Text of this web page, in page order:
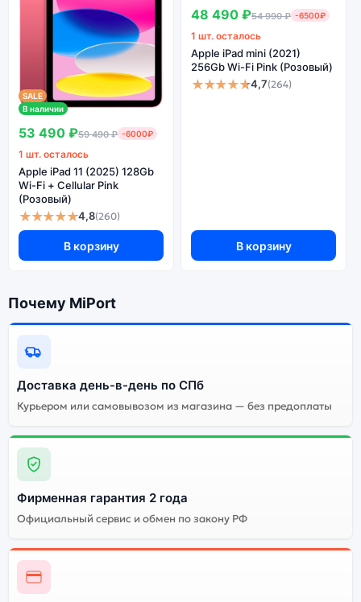
SALE
В наличии
53 490 ₽59 490 ₽ -6000₽
1 шт. осталось
Apple iPad 11 (2025) 128Gb
Wi-Fi + Cellular Pink
(Розовый)
★★★★★4,8(260)
В корзину
48 490 ₽54 990 ₽ -6500₽
1 шт. осталось
Apple iPad mini (2021)
256Gb Wi-Fi Pink (Розовый)
★★★★★4,7(264)
В корзину
Почему MiPort
Доставка день-в-день по СПб
Курьером или самовывозом из магазина — без предоплаты
Фирменная гарантия 2 года
Официальный сервис и обмен по закону РФ